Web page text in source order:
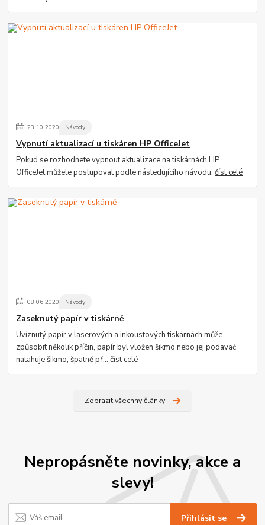
23.10.2020 Návody
Vypnutí aktualizací u tiskáren HP OfficeJet
Pokud se rozhodnete vypnout aktualizace na tiskárnách HP
OfficeJet můžete postupovat podle následujícího návodu.číst celé
08.06.2020 Návody
Zaseknutý papír v tiskárně
Uvíznutý papír v laserových a inkoustových tiskárnách může
způsobit několik příčin, papír byl vložen šikmo nebo jej podavač
natahuje šikmo, špatně př...číst celé
Zobrazit všechny články
Nepropásněte novinky, akce a
slevy!
Přihlásit se